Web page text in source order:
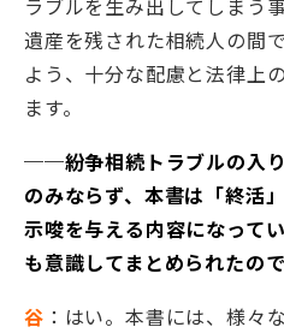
遺産を残された相続人の間
よう、十分な配慮と法律上
ます。
──紛争相続トラブルの入
のみならず、本書は「終活
示唆を与える内容になって
も意識してまとめられたの
谷 ：はい。本書には、様々